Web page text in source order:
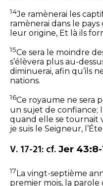
14Je ramènerai les
ramènerai dans le pays
leur origine, Et là ils
15Ce sera le moindre
s’élèvera plus au-
diminuerai, afin qu’ils
nations.
16Ce royaume ne sera
un sujet de confiance;
quand elle se tournait
je suis le Seigneur,
V. 17-21: cf. Jer 43:8-
17 La vingt-septième
premier mois, la